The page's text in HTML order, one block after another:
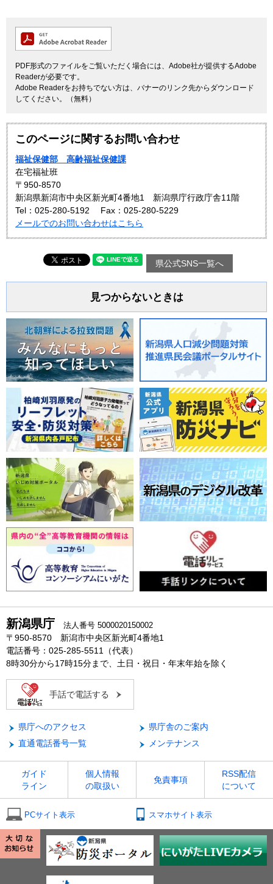
PDF形式のファイルをご覧いただく場合には、Adobe社が提供するAdobe
Readerが必要です。
Adobe Readerをお持ちでない方は、バナーのリンク先からダウンロード
してください。（無料）
このページに関するお問い合わせ
福祉保健部 高齢福祉保健課
在宅福祉班
〒950-8570
新潟県新潟市中央区新光町4番地1 新潟県庁行政庁舎11階
Tel：025-280-5192
Fax：025-280-5229
メールでのお問い合わせはこちら
県公式SNS一覧へ
見つからないときは
新潟県庁 法人番号 5000020150002
〒950-8570 新潟市中央区新光町4番地1
電話番号：025-285-5511（代表）
8時30分から17時15分まで、土日・祝日・年末年始を除く
手話で電話する
県庁へのアクセス
県庁舎のご案内
直通電話番号一覧
メンテナンス
ガイド
ライン
個人情報
の取扱い
免責事項
RSS配信
について
PCサイト表示 スマホサイト表示